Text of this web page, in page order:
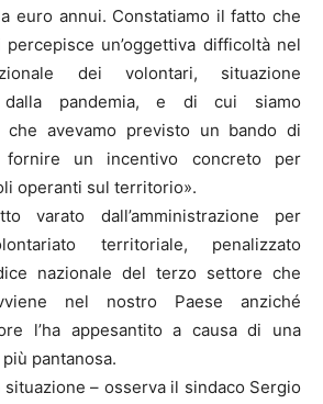
euro annui. Constatiamo il fatto che
un’oggettiva difficoltà nel
dei volontari, situazione
dalla pandemia, e di cui siamo
che avevamo previsto un bando di
un incentivo concreto per
operanti sul territorio».
varato dall’amministrazione per
territoriale, penalizzato
nazionale del terzo settore che
nel nostro Paese anziché
l’ha appesantito a causa di una
pantanosa.
– osserva il sindaco Sergio